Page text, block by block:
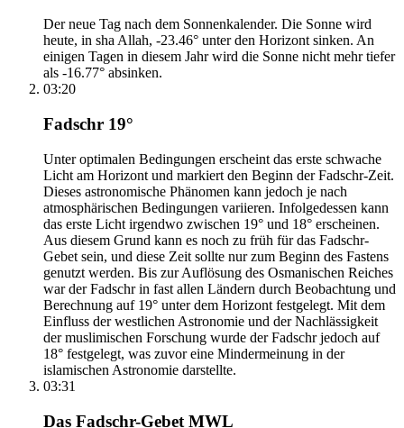
Der neue Tag nach dem Sonnenkalender. Die Sonne wird
heute, in sha Allah, -23.46° unter den Horizont sinken. An
einigen Tagen in diesem Jahr wird die Sonne nicht mehr tiefer
als -16.77° absinken.
03:20
Fadschr 19°
Unter optimalen Bedingungen erscheint das erste schwache
Licht am Horizont und markiert den Beginn der Fadschr-Zeit.
Dieses astronomische Phänomen kann jedoch je nach
atmosphärischen Bedingungen variieren. Infolgedessen kann
das erste Licht irgendwo zwischen 19° und 18° erscheinen.
Aus diesem Grund kann es noch zu früh für das Fadschr-
Gebet sein, und diese Zeit sollte nur zum Beginn des Fastens
genutzt werden. Bis zur Auflösung des Osmanischen Reiches
war der Fadschr in fast allen Ländern durch Beobachtung und
Berechnung auf 19° unter dem Horizont festgelegt. Mit dem
Einfluss der westlichen Astronomie und der Nachlässigkeit
der muslimischen Forschung wurde der Fadschr jedoch auf
18° festgelegt, was zuvor eine Mindermeinung in der
islamischen Astronomie darstellte.
03:31
Das Fadschr-Gebet MWL